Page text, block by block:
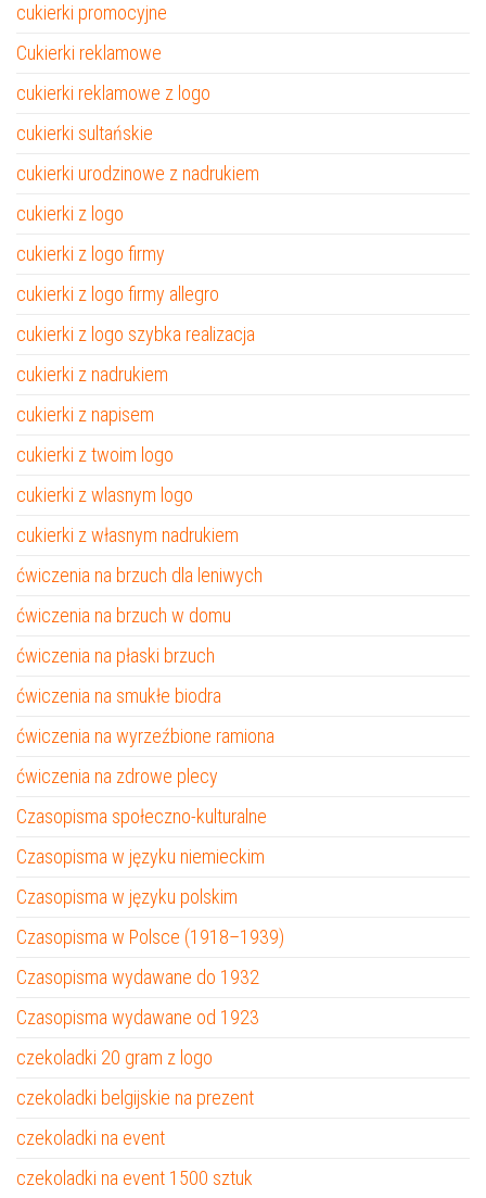
cukierki promocyjne
Cukierki reklamowe
cukierki reklamowe z logo
cukierki sultańskie
cukierki urodzinowe z nadrukiem
cukierki z logo
cukierki z logo firmy
cukierki z logo firmy allegro
cukierki z logo szybka realizacja
cukierki z nadrukiem
cukierki z napisem
cukierki z twoim logo
cukierki z wlasnym logo
cukierki z własnym nadrukiem
ćwiczenia na brzuch dla leniwych
ćwiczenia na brzuch w domu
ćwiczenia na płaski brzuch
ćwiczenia na smukłe biodra
ćwiczenia na wyrzeźbione ramiona
ćwiczenia na zdrowe plecy
Czasopisma społeczno-kulturalne
Czasopisma w języku niemieckim
Czasopisma w języku polskim
Czasopisma w Polsce (1918–1939)
Czasopisma wydawane do 1932
Czasopisma wydawane od 1923
czekoladki 20 gram z logo
czekoladki belgijskie na prezent
czekoladki na event
czekoladki na event 1500 sztuk